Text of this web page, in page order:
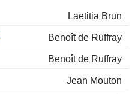
Laetitia Brun
Benoît de Ruffray
Benoît de Ruffray
Jean Mouton